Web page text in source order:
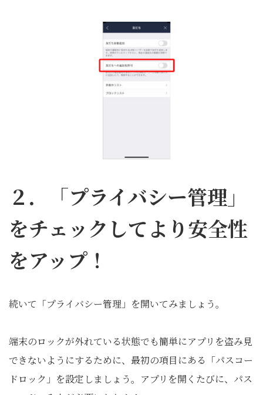
２．「プライバシー管理」
をチェックしてより安全性
をアップ！
続いて「プライバシー管理」を開いてみましょう。
端末のロックが外れている状態でも簡単にアプリを盗み見
できないようにするために、最初の項目にある「パスコー
ドロック」を設定しましょう。アプリを開くたびに、パス